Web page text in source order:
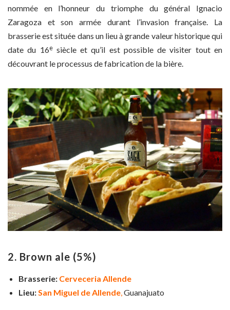
nommée en l’honneur du triomphe du général Ignacio
Zaragoza et son armée durant l’invasion française. La
brasserie est située dans un lieu à grande valeur historique qui
date du 16esiècle et qu’il est possible de visiter tout en
découvrant le processus de fabrication de la bière.
2. Brown ale (5%)
Brasserie: Cerveceria Allende
Lieu: San Miguel de Allende Guanajuato